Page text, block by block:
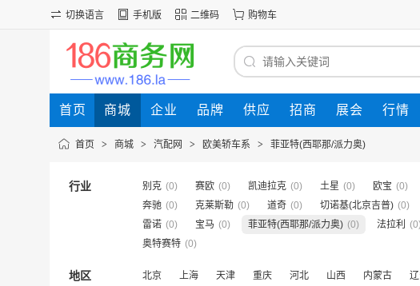
切换语言 手机版 二维码 购物车
首页 商城 企业 品牌 供应 招商 展会 行情
首页 > 商城 > 汽配网 > 欧美轿车系 > 菲亚特(西耶那/派力奥)
行业 别克 (0) 赛欧 (0) 凯迪拉克 (0) 土星 (0) 欧宝 (0)
奔驰 (0) 克莱斯勒 (0) 道奇 (0) 切诺基(北京吉普) (0)
雷诺 (0) 宝马 (0) 菲亚特(西耶那/派力奥) (0) 法拉利 (0)
奥特赛特 (0)
地区 北京 上海 天津 重庆 河北 山西 内蒙古